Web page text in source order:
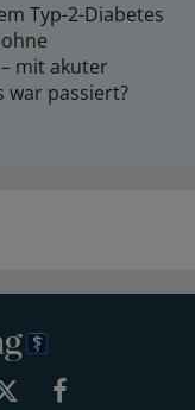
Typ-2-Diabetes
mit akuter
war passiert?